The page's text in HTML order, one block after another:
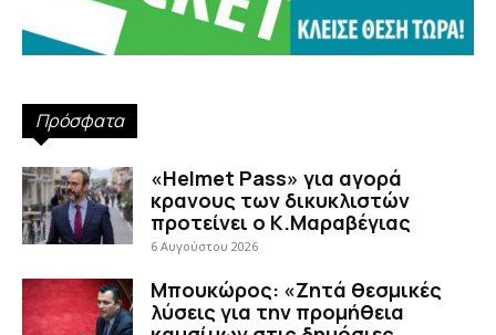
Πρόσφατα
«Helmet Pass» για αγορά
κρανους των δικυκλιστών
προτείνει ο Κ.Μαραβέγιας
6 Αυγούστου 2026
Μπουκώρος: «Ζητά θεσμικές
λύσεις για την προμήθεια